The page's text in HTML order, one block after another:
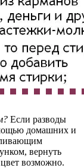
Если разводы
домашних и
вернуть
возможно.